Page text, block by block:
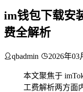
im钱包下载安
费全解析
qbadmin 2026年03
本文聚焦于
工费解析两方面